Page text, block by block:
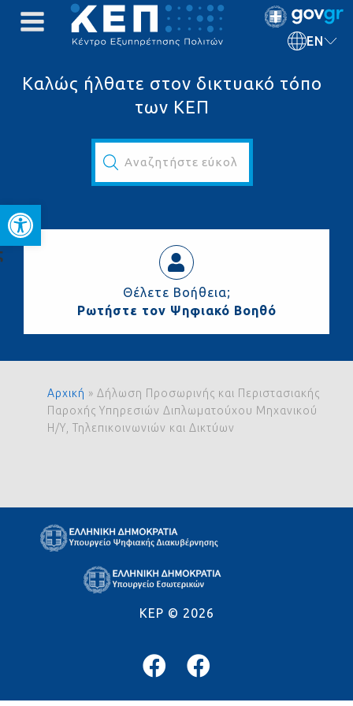
Open toolbar
EN
Καλώς ήλθατε στον δικτυακό τόπο
των ΚΕΠ
Αναζητήστε εύκολα και γρήγορα...
Θέλετε Βοήθεια;
Ρωτήστε τον Ψηφιακό Βοηθό
Αρχική » Δήλωση Προσωρινής και Περιστασιακής
Παροχής Υπηρεσιών Διπλωματούχου Μηχανικού
Η/Υ, Τηλεπικοινωνιών και Δικτύων
KEP © 2026